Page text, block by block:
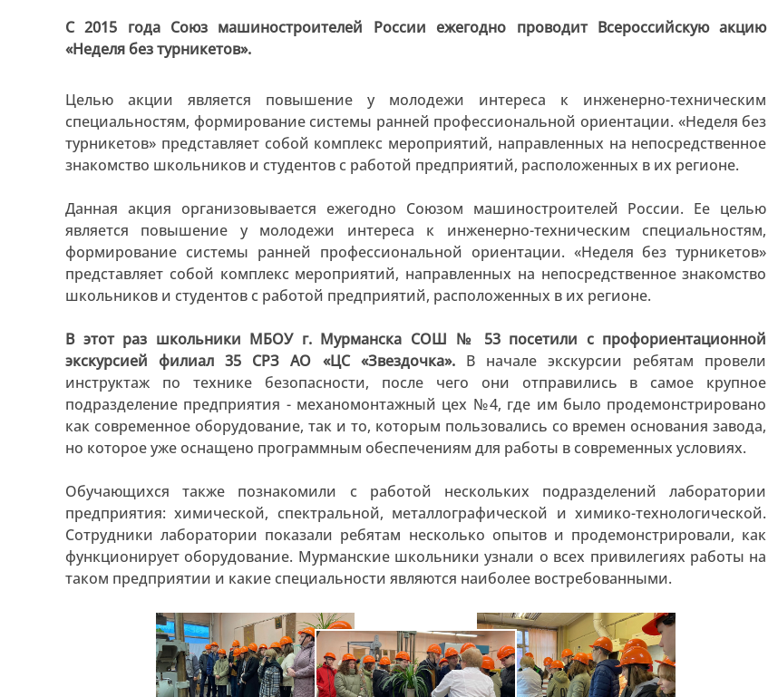
С 2015 года Союз машиностроителей России ежегодно проводит Всероссийскую акцию
«Неделя без турникетов».
Целью акции является повышение у молодежи интереса к инженерно-техническим
специальностям, формирование системы ранней профессиональной ориентации. «Неделя без
турникетов» представляет собой комплекс мероприятий, направленных на непосредственное
знакомство школьников и студентов с работой предприятий, расположенных в их регионе.
Данная акция организовывается ежегодно Союзом машиностроителей России. Ее целью
является повышение у молодежи интереса к инженерно-техническим специальностям,
формирование системы ранней профессиональной ориентации. «Неделя без турникетов»
представляет собой комплекс мероприятий, направленных на непосредственное знакомство
школьников и студентов с работой предприятий, расположенных в их регионе.
В этот раз школьники МБОУ г. Мурманска СОШ № 53 посетили с профориентационной
экскурсией филиал 35 СРЗ АО «ЦС «Звездочка».В начале экскурсии ребятам провели
инструктаж по технике безопасности, после чего они отправились в самое крупное
подразделение предприятия - механомонтажный цех №4, где им было продемонстрировано
как современное оборудование, так и то, которым пользовались со времен основания завода,
но которое уже оснащено программным обеспечениям для работы в современных условиях.
Обучающихся также познакомили с работой нескольких подразделений лаборатории
предприятия: химической, спектральной, металлографической и химико-технологической.
Сотрудники лаборатории показали ребятам несколько опытов и продемонстрировали, как
функционирует оборудование. Мурманские школьники узнали о всех привилегиях работы на
таком предприятии и какие специальности являются наиболее востребованными.